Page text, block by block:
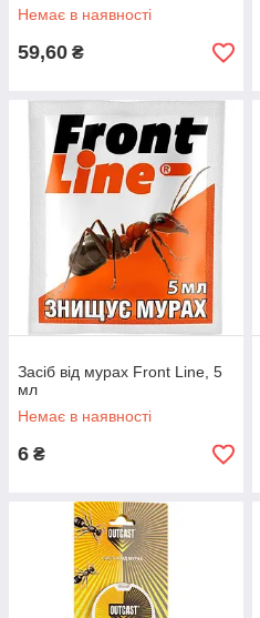
Немає в наявності
59,60 ₴
Засіб від мурах Front Line, 5
мл
Немає в наявності
6 ₴